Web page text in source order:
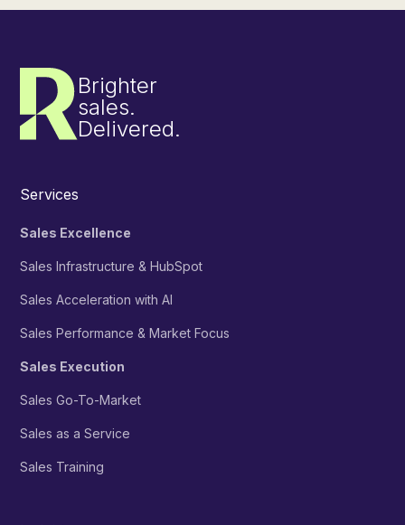
Brighter
sales.
Delivered.
Services
Sales Excellence
Sales Infrastructure & HubSpot
Sales Acceleration with AI
Sales Performance & Market Focus
Sales Execution
Sales Go-To-Market
Sales as a Service
Sales Training